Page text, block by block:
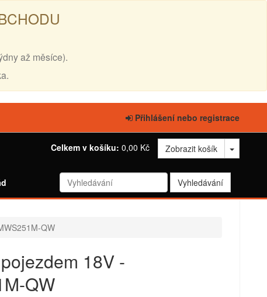
až měsíce).
Přihlášení nebo registrace
Celkem v košíku: 0,00 Kč Zobrazit košík
QW
18V -
QW